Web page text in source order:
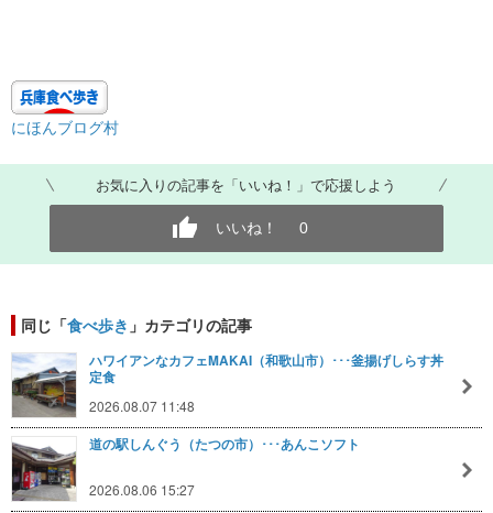
にほんブログ村
お気に入りの記事を「いいね！」で応援しよう
いいね！ 0
同じ「食べ歩き 」カテゴリの記事
ハワイアンなカフェMAKAI（和歌山市）･･･釜揚げしらす丼
定食
2026.08.07 11:48
道の駅しんぐう（たつの市）･･･あんこソフト
2026.08.06 15:27